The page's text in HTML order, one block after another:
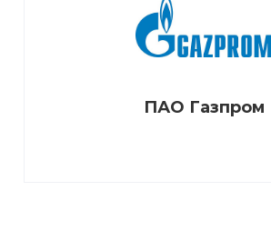
ПАО Газпром